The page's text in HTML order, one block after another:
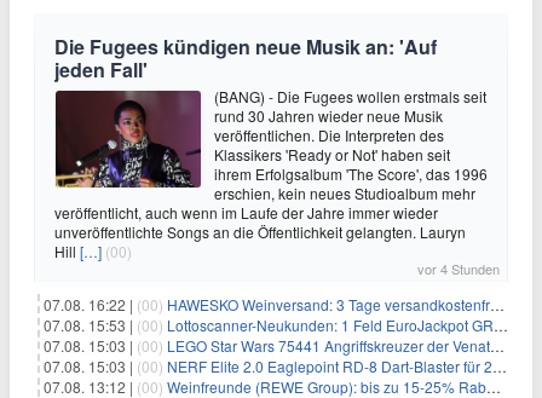
Die Fugees kündigen neue Musik an: 'Auf
jeden Fall'
(BANG) - Die Fugees wollen erstmals seit
rund 30 Jahren wieder neue Musik
veröffentlichen. Die Interpreten des
Klassikers 'Ready or Not' haben seit
ihrem Erfolgsalbum 'The Score', das 1996
erschien, kein neues Studioalbum mehr
veröffentlicht, auch wenn im Laufe der Jahre immer wieder
unveröffentlichte Songs an die Öffentlichkeit gelangten. Lauryn
Hill […] (00)
vor 4 Stunden
07.08. 16:22 | (00) HAWESKO Weinversand: 3 Tage versandkostenfrei bestellen (MBW 25€)
07.08. 15:53 | (00) Lottoscanner-Neukunden: 1 Feld EuroJackpot GRATIS spielen
07.08. 15:03 | (00) LEGO Star Wars 75441 Angriffskreuzer der Venator-Klasse für 50,25€
07.08. 15:03 | (00) NERF Elite 2.0 Eaglepoint RD-8 Dart-Blaster für 20,49€
07.08. 13:12 | (00) Weinfreunde (REWE Group): bis zu 15-25% Rabatt je nach Anzahl der Flaschen